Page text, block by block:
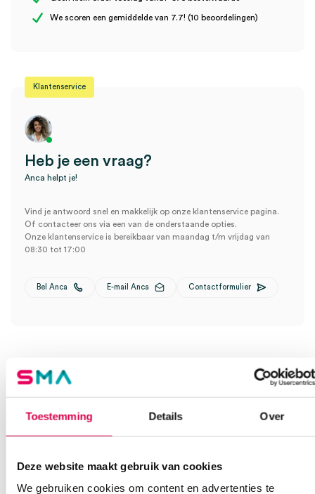
Toestemming Details Over
Deze website maakt gebruik van cookies
We gebruiken cookies om content en advertenties te
(1)” te beoordelen
We scoren een gemiddelde van 7.7! (10 beoordelingen)
Klantenservice
Heb je een vraag?
Anca helpt je!
Vind je antwoord snel en makkelijk op onze klantenservice pagina.
Of contacteer ons via een van de onderstaande opties.
Onze klantenservice is bereikbaar van maandag t/m vrijdag van
08:30 tot 17:00
Bel Anca E-mail Anca Contactformulier
Ook interessant